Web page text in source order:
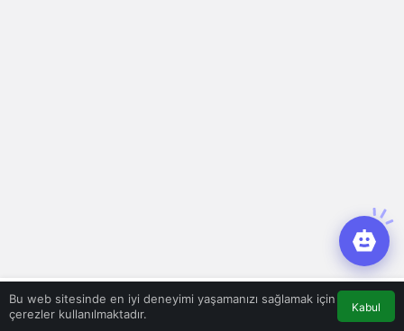
Bir Cevap Yaz
Bu web sitesinde en iyi deneyimi yaşamanızı sağlamak için
çerezler kullanılmaktadır.
Kabul